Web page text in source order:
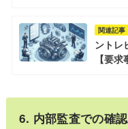
関連記事
ントレ
【要求
6. 内部監査での確